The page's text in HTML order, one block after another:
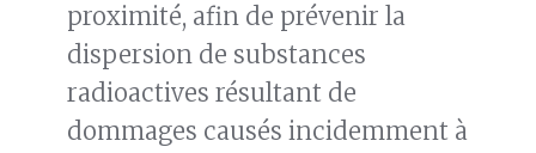
proximité, afin de prévenir la
dispersion de substances
radioactives résultant de
dommages causés incidemment à